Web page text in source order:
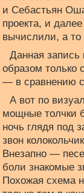
и Себастьян
проекта, и
вычислили, а
Данная запись
образом только
— в сравнению с
А вот по
мощные толчки
ночь глядя под
звон
Внезапно —
боли знакомые
Похожая схема